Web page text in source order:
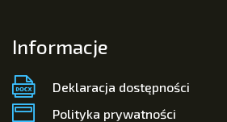
Informacje
Deklaracja dostępności
Polityka prywatności